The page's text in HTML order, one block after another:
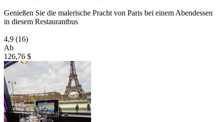
Genießen Sie die malerische Pracht von Paris bei einem Abendessen
in diesem Restaurantbus
4,9 (16)
Ab
126,76 $